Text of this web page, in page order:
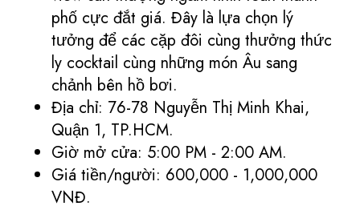
phố cực đắt giá. Đây là lựa chọn lý
tưởng để các cặp đôi cùng thưởng thức
ly cocktail cùng những món Âu sang
chảnh bên hồ bơi.
Địa chỉ: 76-78 Nguyễn Thị Minh Khai,
Quận 1, TP.HCM.
Giờ mở cửa: 5:00 PM - 2:00 AM.
Giá tiền/người: 600,000 - 1,000,000
VNĐ.